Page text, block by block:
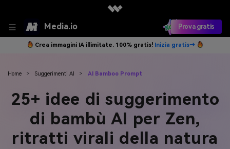
Media.io Prova gratis
Crea immagini IA illimitate. 100% gratis! Inizia gratis→
Home > Suggerimenti AI > AI Bamboo Prompt
25+ idee di suggerimento
di bambù AI per Zen,
ritratti virali della natura